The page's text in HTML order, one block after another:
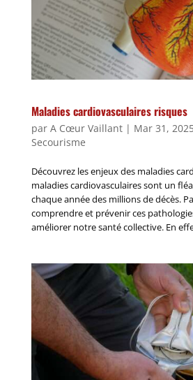
Maladies cardiovasculaires risques
par A Cœur Vaillant| Mar 31,
Secourisme
Découvrez les enjeux des maladies
maladies cardiovasculaires sont un
chaque année des millions de décès.
comprendre et prévenir ces
améliorer notre santé collective. En